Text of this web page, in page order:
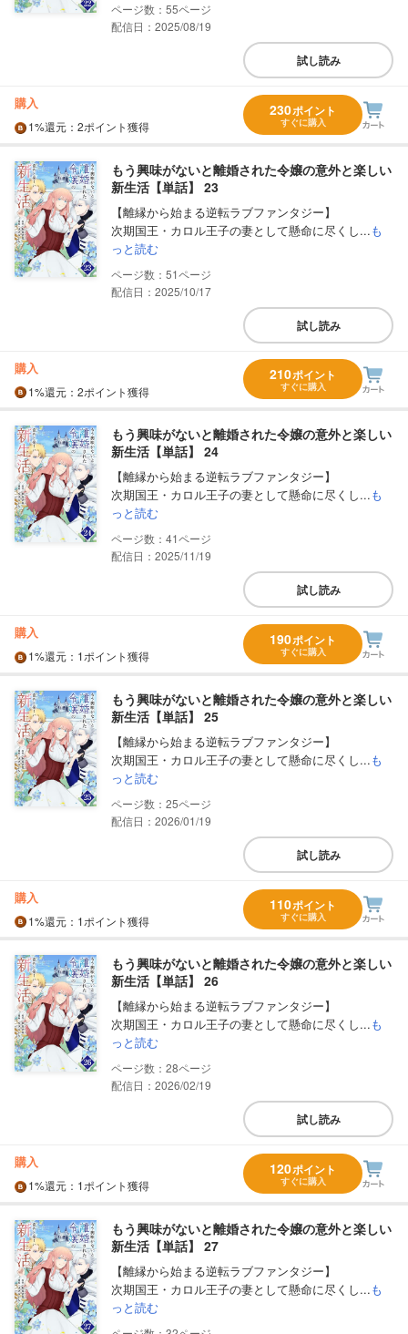
55
配信日：2025/08/19
試し読み
購入
1%還元 ：2ポイント獲得
230ポイント
すぐに購入
もう興味がないと離婚された令嬢の意外と楽しい
新生活【単話】 23
【離縁から始まる逆転ラブファンタジー】
次期国王・カロル王子の妻として懸命に尽くし...も
っと読む
51
配信日：2025/10/17
試し読み
購入
1%還元 ：2ポイント獲得
210ポイント
すぐに購入
もう興味がないと離婚された令嬢の意外と楽しい
新生活【単話】 24
【離縁から始まる逆転ラブファンタジー】
次期国王・カロル王子の妻として懸命に尽くし...も
っと読む
41
配信日：2025/11/19
試し読み
購入
1%還元 ：1ポイント獲得
190ポイント
すぐに購入
もう興味がないと離婚された令嬢の意外と楽しい
新生活【単話】 25
【離縁から始まる逆転ラブファンタジー】
次期国王・カロル王子の妻として懸命に尽くし...も
っと読む
25
配信日：2026/01/19
試し読み
購入
1%還元 ：1ポイント獲得
110ポイント
すぐに購入
もう興味がないと離婚された令嬢の意外と楽しい
新生活【単話】 26
【離縁から始まる逆転ラブファンタジー】
次期国王・カロル王子の妻として懸命に尽くし...も
っと読む
28
配信日：2026/02/19
試し読み
購入
1%還元 ：1ポイント獲得
120ポイント
すぐに購入
もう興味がないと離婚された令嬢の意外と楽しい
新生活【単話】 27
【離縁から始まる逆転ラブファンタジー】
次期国王・カロル王子の妻として懸命に尽くし...も
っと読む